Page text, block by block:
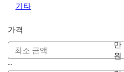
기타
가격
만
원
~